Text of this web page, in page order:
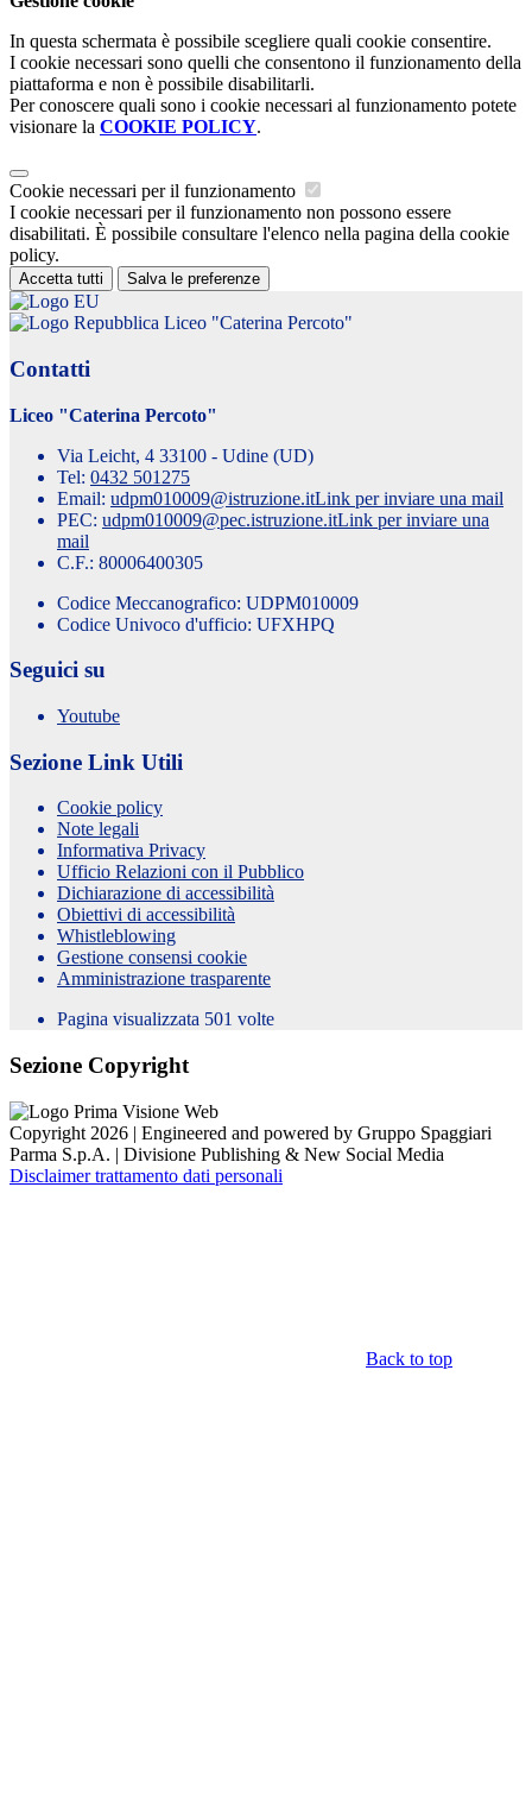
In questa schermata è possibile scegliere quali cookie consentire.
I cookie necessari sono quelli che consentono il funzionamento della
piattaforma e non è possibile disabilitarli.
Per conoscere quali sono i cookie necessari al funzionamento potete
visionare la COOKIE POLICY.
Cookie necessari per il funzionamento
I cookie necessari per il funzionamento non possono essere
disabilitati. È possibile consultare l'elenco nella pagina della cookie
policy.
Accetta tutti Salva le preferenze
Liceo "Caterina Percoto"
Contatti
Liceo "Caterina Percoto"
Via Leicht, 4 33100 - Udine (UD)
Tel: 0432 501275
Email: udpm010009@istruzione.itLink per inviare una mail
PEC: udpm010009@pec.istruzione.itLink per inviare una
mail
C.F.: 80006400305
Codice Meccanografico: UDPM010009
Codice Univoco d'ufficio: UFXHPQ
Seguici su
Youtube
Sezione Link Utili
Cookie policy
Note legali
Informativa Privacy
Ufficio Relazioni con il Pubblico
Dichiarazione di accessibilità
Obiettivi di accessibilità
Whistleblowing
Gestione consensi cookie
Amministrazione trasparente
Pagina visualizzata 501 volte
Sezione Copyright
Copyright 2026 | Engineered and powered by Gruppo Spaggiari
Parma S.p.A. | Divisione Publishing & New Social Media
Disclaimer trattamento dati personali
Back to top